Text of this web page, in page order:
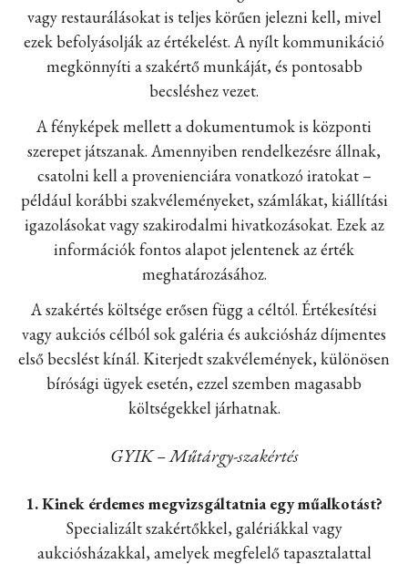
vagy restaurálásokat is teljes körűen jelezni kell, mivel
ezek befolyásolják az értékelést. A nyílt kommunikáció
megkönnyíti a szakértő munkáját, és pontosabb
becsléshez vezet.
A fényképek mellett a dokumentumok is központi
szerepet játszanak. Amennyiben rendelkezésre állnak,
csatolni kell a provenienciára vonatkozó iratokat –
például korábbi szakvéleményeket, számlákat, kiállítási
igazolásokat vagy szakirodalmi hivatkozásokat. Ezek az
információk fontos alapot jelentenek az érték
meghatározásához.
A szakértés költsége erősen függ a céltól. Értékesítési
vagy aukciós célból sok galéria és aukciósház díjmentes
első becslést kínál. Kiterjedt szakvélemények, különösen
bírósági ügyek esetén, ezzel szemben magasabb
költségekkel járhatnak.
GYIK – Műtárgy-szakértés
1. Kinek érdemes megvizsgáltatnia egy műalkotást?
Specializált szakértőkkel, galériákkal vagy
aukciósházakkal, amelyek megfelelő tapasztalattal